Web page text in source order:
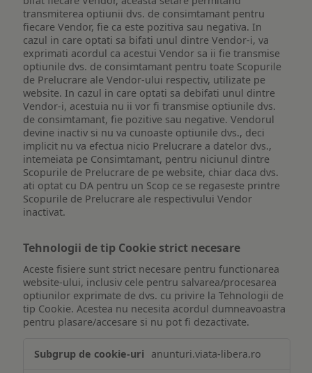
transmiterea optiunii dvs. de consimtamant pentru
fiecare Vendor, fie ca este pozitiva sau negativa. In
cazul in care optati sa bifati unul dintre Vendor-i, va
exprimati acordul ca acestui Vendor sa ii fie transmise
optiunile dvs. de consimtamant pentru toate Scopurile
de Prelucrare ale Vendor-ului respectiv, utilizate pe
website. In cazul in care optati sa debifati unul dintre
Vendor-i, acestuia nu ii vor fi transmise optiunile dvs.
de consimtamant, fie pozitive sau negative. Vendorul
devine inactiv si nu va cunoaste optiunile dvs., deci
implicit nu va efectua nicio Prelucrare a datelor dvs.,
intemeiata pe Consimtamant, pentru niciunul dintre
Scopurile de Prelucrare de pe website, chiar daca dvs.
ati optat cu DA pentru un Scop ce se regaseste printre
Scopurile de Prelucrare ale respectivului Vendor
inactivat.
Tehnologii de tip Cookie strict necesare
Aceste fisiere sunt strict necesare pentru functionarea
website-ului, inclusiv cele pentru salvarea/procesarea
optiunilor exprimate de dvs. cu privire la Tehnologii de
tip Cookie. Acestea nu necesita acordul dumneavoastra
pentru plasare/accesare si nu pot fi dezactivate.
de
anunturi.viata-libera.ro